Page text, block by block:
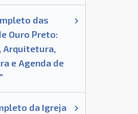
das
Ouro Preto:
Arquitetura,
e Agenda de
da Igreja